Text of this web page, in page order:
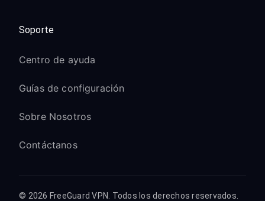
Soporte
Centro de ayuda
Guías de configuración
Sobre Nosotros
Contáctanos
© 2026 FreeGuard VPN. Todos los derechos reservados.